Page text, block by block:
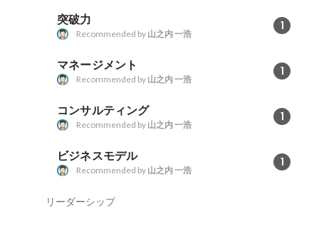
突破力 1
Recommended by 山之内 一浩
マネージメント 1
Recommended by 山之内 一浩
コンサルティング 1
Recommended by 山之内 一浩
ビジネスモデル 1
Recommended by 山之内 一浩
リーダーシップ